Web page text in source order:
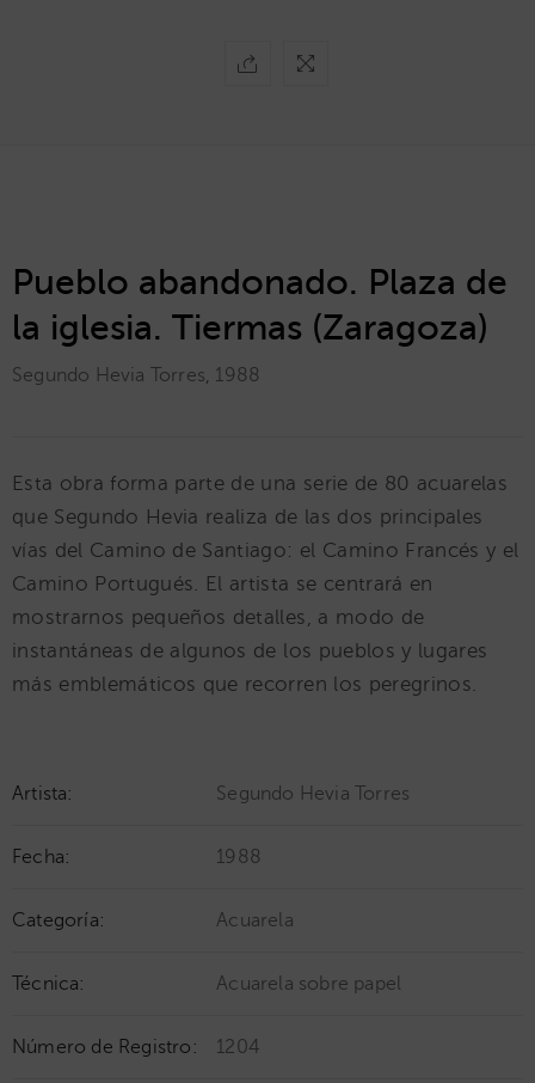
Pueblo abandonado. Plaza de
la iglesia. Tiermas (Zaragoza)
Segundo Hevia Torres, 1988
Esta obra forma parte de una serie de 80 acuarelas
que Segundo Hevia realiza de las dos principales
vías del Camino de Santiago: el Camino Francés y el
Camino Portugués. El artista se centrará en
mostrarnos pequeños detalles, a modo de
instantáneas de algunos de los pueblos y lugares
más emblemáticos que recorren los peregrinos.
Artista: Segundo Hevia Torres
Fecha: 1988
Categoría: Acuarela
Técnica: Acuarela sobre papel
Número de Registro: 1204